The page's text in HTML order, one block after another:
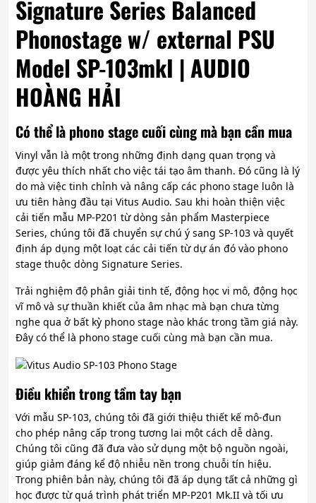
Signature Series Balanced
Phonostage w/ external PSU
Model SP-103mkI | AUDIO
HOÀNG HẢI
Có thể là phono stage cuối cùng mà bạn cần mua
Vinyl vẫn là một trong những định dạng quan trọng và
được yêu thích nhất cho việc tái tạo âm thanh. Đó cũng là lý
do mà việc tinh chỉnh và nâng cấp các phono stage luôn là
ưu tiên hàng đầu tại Vitus Audio. Sau khi hoàn thiện việc
cải tiến mẫu MP-P201 từ dòng sản phẩm Masterpiece
Series, chúng tôi đã chuyển sự chú ý sang SP-103 và quyết
định áp dụng một loạt các cải tiến từ dự án đó vào phono
stage thuộc dòng Signature Series.
Trải nghiệm độ phân giải tinh tế, động học vi mô, động học
vĩ mô và sự thuần khiết của âm nhạc mà bạn chưa từng
nghe qua ở bất kỳ phono stage nào khác trong tầm giá này.
Đây có thể là phono stage cuối cùng mà bạn cần mua.
Điều khiển trong tầm tay bạn
Với mẫu SP-103, chúng tôi đã giới thiệu thiết kế mô-đun
cho phép nâng cấp trong tương lai một cách dễ dàng.
Chúng tôi cũng đã đưa vào sử dụng một bộ nguồn ngoài,
giúp giảm đáng kể độ nhiễu nền trong chuỗi tín hiệu.
Trong phiên bản này, chúng tôi đã áp dụng tất cả những gì
học được từ quá trình phát triển MP-P201 Mk.II và tối ưu